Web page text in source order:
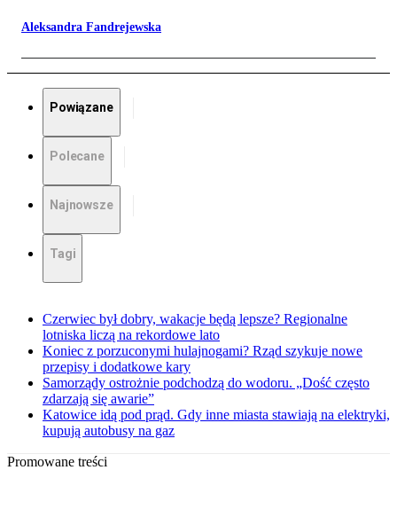
Aleksandra Fandrejewska
Powiązane
Polecane
Najnowsze
Tagi
Czerwiec był dobry, wakacje będą lepsze? Regionalne
lotniska liczą na rekordowe lato
Koniec z porzuconymi hulajnogami? Rząd szykuje nowe
przepisy i dodatkowe kary
Samorządy ostrożnie podchodzą do wodoru. „Dość często
zdarzają się awarie”
Katowice idą pod prąd. Gdy inne miasta stawiają na elektryki,
kupują autobusy na gaz
Promowane treści